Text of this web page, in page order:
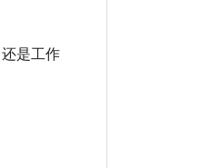
是工作